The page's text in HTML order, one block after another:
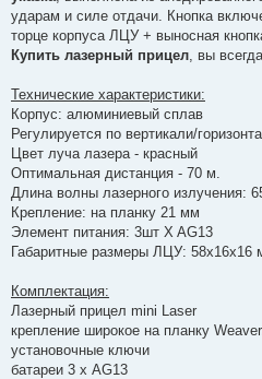
ударам и силе отдачи. Кнопка
торце корпуса ЛЦУ + выносная
Купить лазерный прицел , вы
Технические характеристики:
Корпус: алюминиевый сплав
Регулируется по вертикали/
Цвет луча лазера - красный
Оптимальная дистанция - 70 м.
Длина волны лазерного излучения:
Крепление: на планку 21 мм
Элемент питания: 3шт X AG13
Габаритные размеры ЛЦУ: 58х16х16
Комплектация:
Лазерный прицел mini Laser
крепление широкое на планку
установочные ключи
батареи 3 х AG13